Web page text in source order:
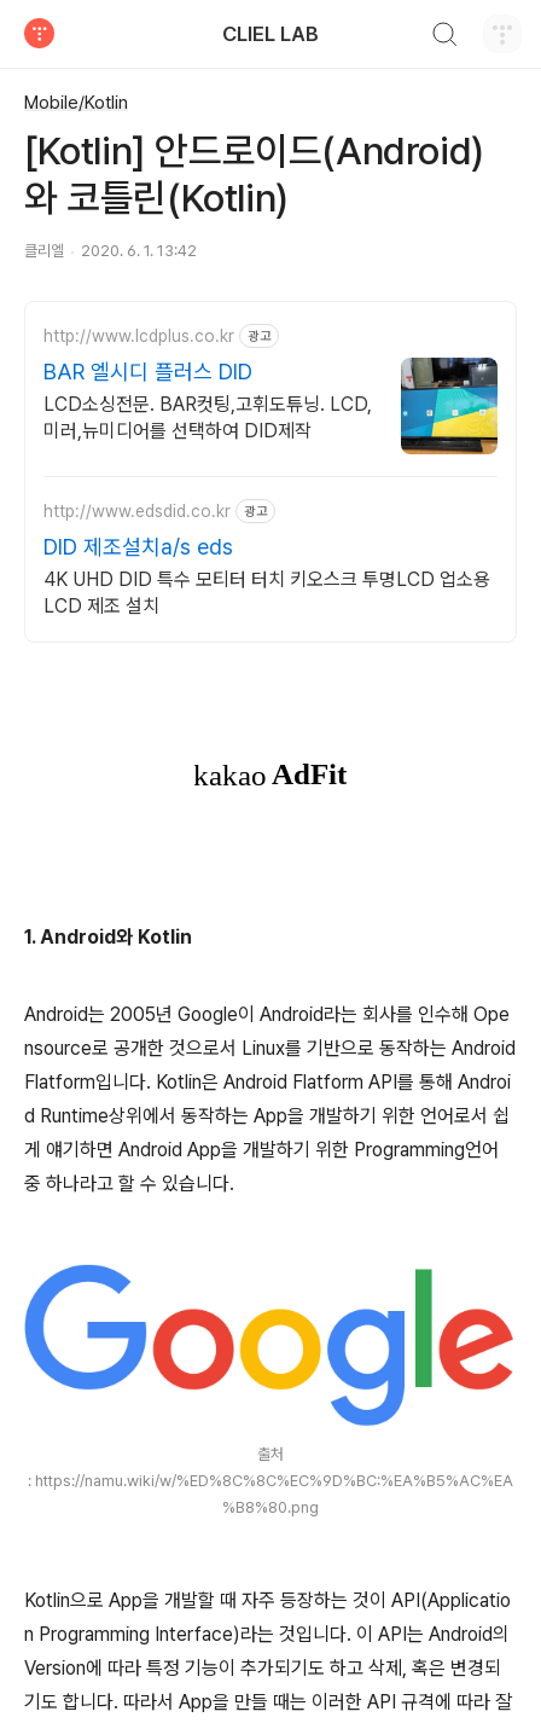
CLIEL LAB
Mobile/Kotlin
[Kotlin] 안드로이드(Android)
와 코틀린(Kotlin)
클리엘 2020. 6. 1. 13:42
http://www.lcdplus.co.kr 광고
BAR 엘시디 플러스 DID
LCD소싱전문. BAR컷팅,고휘도튜닝. LCD,
미러,뉴미디어를 선택하여 DID제작
http://www.edsdid.co.kr 광고
DID 제조설치a/s eds
4K UHD DID 특수 모티터 터치 키오스크 투명LCD 업소용
LCD 제조 설치
1. Android와 Kotlin
Android는 2005년 Google이 Android라는 회사를 인수해 Ope
nsource로 공개한 것으로서 Linux를 기반으로 동작하는 Android
Flatform입니다. Kotlin은 Android Flatform API를 통해 Androi
d Runtime상위에서 동작하는 App을 개발하기 위한 언어로서 쉽
게 얘기하면 Android App을 개발하기 위한 Programming언어
중 하나라고 할 수 있습니다.
출처
: https://namu.wiki/w/%ED%8C%8C%EC%9D%BC:%EA%B5%AC%EA
%B8%80.png
Kotlin으로 App을 개발할 때 자주 등장하는 것이 API(Applicatio
n Programming Interface)라는 것입니다. 이 API는 Android의
Version에 따라 특정 기능이 추가되기도 하고 삭제, 혹은 변경되
기도 합니다. 따라서 App을 만들 때는 이러한 API 규격에 따라 잘